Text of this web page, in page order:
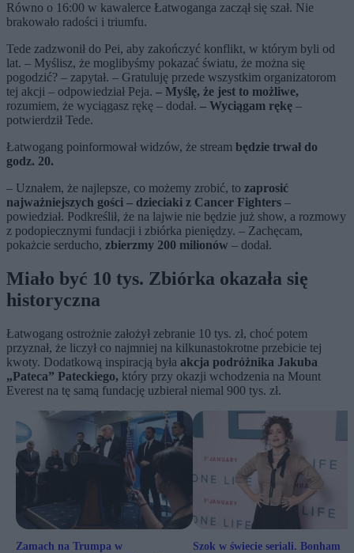
Równo o 16:00 w kawalerce Łatwoganga zaczął się szał. Nie
brakowało radości i triumfu.
Tede zadzwonił do Pei, aby zakończyć konflikt, w którym byli od
lat. – Myślisz, że moglibyśmy pokazać światu, że można się
pogodzić? – zapytał. – Gratuluję przede wszystkim organizatorom
tej akcji – odpowiedział Peja. – Myślę, że jest to możliwe,
rozumiem, że wyciągasz rękę – dodał. – Wyciągam rękę –
potwierdził Tede.
Łatwogang poinformował widzów, że stream będzie trwał do
godz. 20.
– Uznałem, że najlepsze, co możemy zrobić, to zaprosić
najważniejszych gości – dzieciaki z Cancer Fighters –
powiedział. Podkreślił, że na lajwie nie będzie już show, a rozmowy
z podopiecznymi fundacji i zbiórka pieniędzy. – Zachęcam,
pokażcie serducho, zbierzmy 200 milionów – dodał.
Miało być 10 tys. Zbiórka okazała się
historyczna
Łatwogang ostrożnie założył zebranie 10 tys. zł, choć potem
przyznał, że liczył co najmniej na kilkunastokrotne przebicie tej
kwoty. Dodatkową inspiracją była akcja podróżnika Jakuba
„Pateca” Pateckiego, który przy okazji wchodzenia na Mount
Everest na tę samą fundację uzbierał niemal 900 tys. zł.
Zamach na Trumpa w
Szok w świecie seriali. Bonham